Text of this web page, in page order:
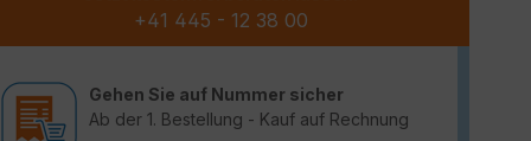
+41 445 - 12 38 00
Gehen Sie auf Nummer sicher
Ab der 1. Bestellung - Kauf auf Rechnung